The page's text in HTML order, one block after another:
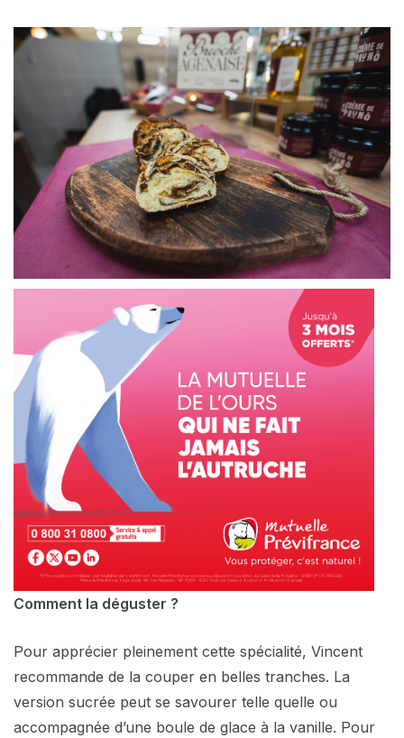
Comment la déguster ?
Pour apprécier pleinement cette spécialité, Vincent
recommande de la couper en belles tranches. La
version sucrée peut se savourer telle quelle ou
accompagnée d’une boule de glace à la vanille. Pour